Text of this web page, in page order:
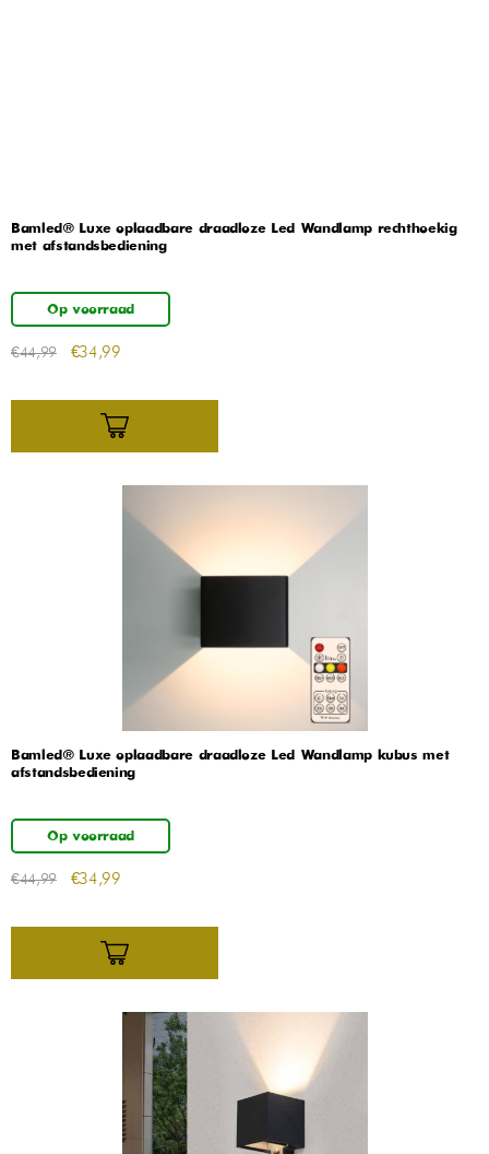
Bamled® Luxe oplaadbare draadloze Led Wandlamp rechthoekig
met afstandsbediening
Op voorraad
€44,99 €34,99
Bamled® Luxe oplaadbare draadloze Led Wandlamp kubus met
afstandsbediening
Op voorraad
€44,99 €34,99